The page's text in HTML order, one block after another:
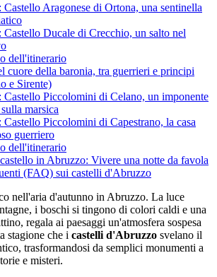
Castello Aragonese di Ortona, una sentinella
Castello Ducale di Crecchio, un salto nel
dell'itinerario
cuore della baronia, tra guerrieri e principi
e Sirente)
Castello Piccolomini di Celano, un imponente
marsica
Castello Piccolomini di Capestrano, la casa
guerriero
dell'itinerario
in Abruzzo: Vivere una notte da favola
(FAQ) sui castelli d'Abruzzo
nell'aria d'autunno in Abruzzo. La luce
i boschi si tingono di colori caldi e una
regala ai paesaggi un'atmosfera sospesa
stagione che i castelli d'Abruzzo svelano il
trasformandosi da semplici monumenti a
e misteri.